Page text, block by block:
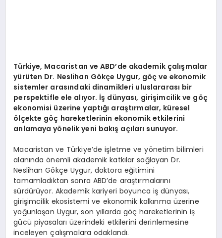
Türkiye, Macaristan ve ABD’de akademik çalışmalar
yürüten Dr. Neslihan Gökçe Uygur, göç ve ekonomik
sistemler arasındaki dinamikleri uluslararası bir
perspektifle ele alıyor. İş dünyası, girişimcilik ve göç
ekonomisi üzerine yaptığı araştırmalar, küresel
ölçekte göç hareketlerinin ekonomik etkilerini
anlamaya yönelik yeni bakış açıları sunuyor.
Macaristan ve Türkiye’de işletme ve yönetim bilimleri
alanında önemli akademik katkılar sağlayan Dr.
Neslihan Gökçe Uygur, doktora eğitimini
tamamladıktan sonra ABD’de araştırmalarını
sürdürüyor. Akademik kariyeri boyunca iş dünyası,
girişimcilik ekosistemi ve ekonomik kalkınma üzerine
yoğunlaşan Uygur, son yıllarda göç hareketlerinin iş
gücü piyasaları üzerindeki etkilerini derinlemesine
inceleyen çalışmalara odaklandı.